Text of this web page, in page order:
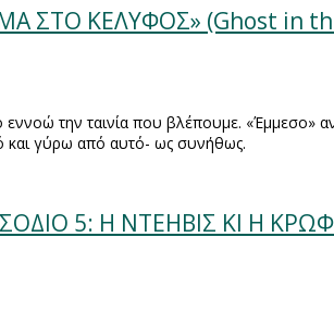
ΣΤΟ ΚΕΛΥΦΟΣ» (Ghost in
εννοώ την ταινία που βλέπουμε. «Έμμεσο»
και γύρω από αυτό- ως συνήθως.
5: Η ΝΤΕΗΒΙΣ ΚΙ Η